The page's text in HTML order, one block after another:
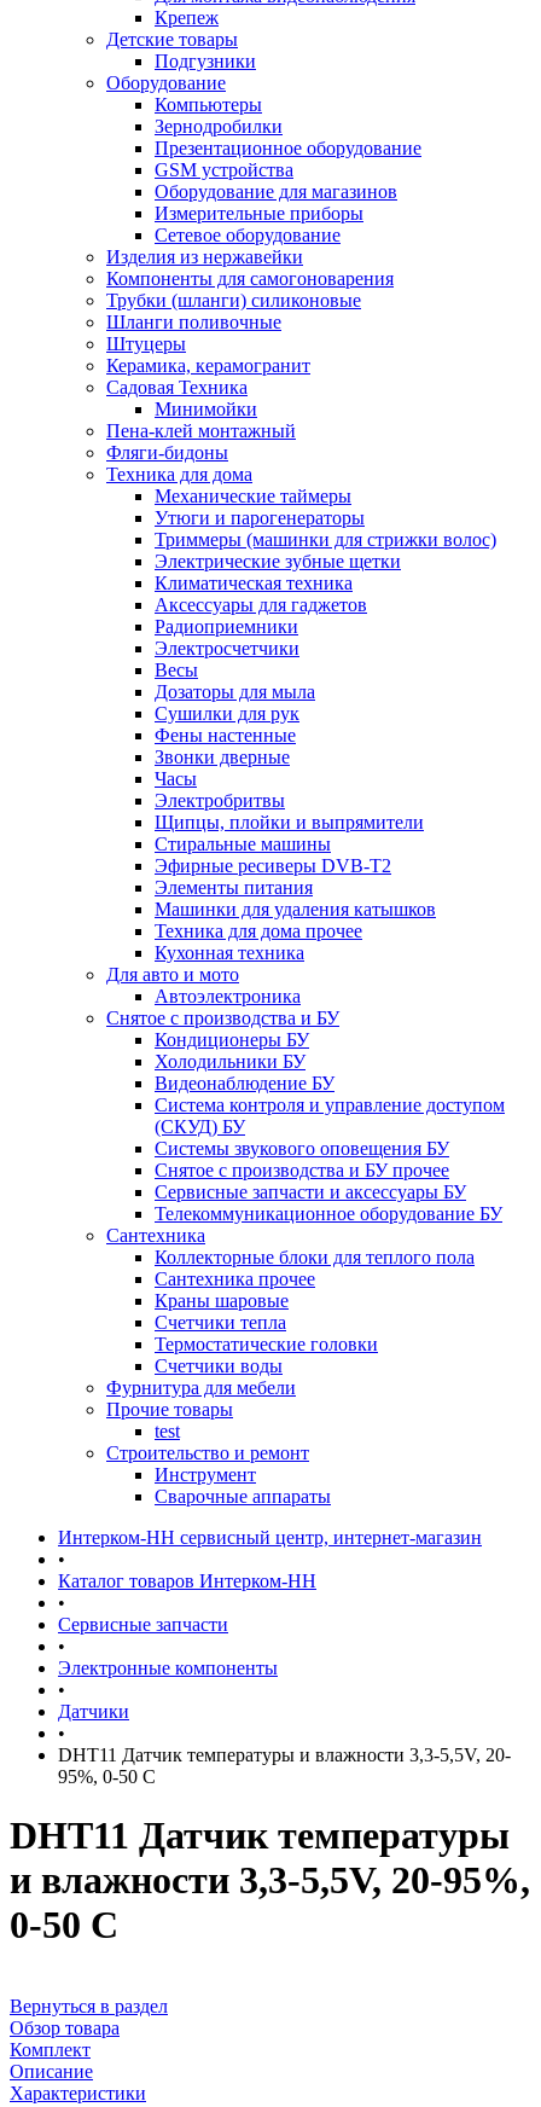
Крепеж
Детские товары
Подгузники
Оборудование
Компьютеры
Зернодробилки
Презентационное оборудование
GSM устройства
Оборудование для магазинов
Измерительные приборы
Сетевое оборудование
Изделия из нержавейки
Компоненты для самогоноварения
Трубки (шланги) силиконовые
Шланги поливочные
Штуцеры
Керамика, керамогранит
Садовая Техника
Минимойки
Пена-клей монтажный
Фляги-бидоны
Техника для дома
Механические таймеры
Утюги и парогенераторы
Триммеры (машинки для стрижки волос)
Электрические зубные щетки
Климатическая техника
Аксессуары для гаджетов
Радиоприемники
Электросчетчики
Весы
Дозаторы для мыла
Сушилки для рук
Фены настенные
Звонки дверные
Часы
Электробритвы
Щипцы, плойки и выпрямители
Стиральные машины
Эфирные ресиверы DVB-T2
Элементы питания
Машинки для удаления катышков
Техника для дома прочее
Кухонная техника
Для авто и мото
Автоэлектроника
Снятое с производства и БУ
Кондиционеры БУ
Холодильники БУ
Видеонаблюдение БУ
Система контроля и управление доступом
(СКУД) БУ
Системы звукового оповещения БУ
Снятое с производства и БУ прочее
Сервисные запчасти и аксессуары БУ
Телекоммуникационное оборудование БУ
Сантехника
Коллекторные блоки для теплого пола
Сантехника прочее
Краны шаровые
Счетчики тепла
Термоcтатические головки
Счетчики воды
Фурнитура для мебели
Прочие товары
test
Строительство и ремонт
Инструмент
Сварочные аппараты
Интерком-НН сервисный центр, интернет-магазин
•
Каталог товаров Интерком-НН
•
Сервисные запчасти
•
Электронные компоненты
•
Датчики
•
DHT11 Датчик температуры и влажности 3,3-5,5V, 20-
95%, 0-50 C
DHT11 Датчик температуры
и влажности 3,3-5,5V, 20-95%,
0-50 C
Вернуться в раздел
Обзор товара
Комплект
Описание
Характеристики